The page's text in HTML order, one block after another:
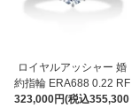
ロイヤルアッシャー 婚
約指輪 ERA688 0.22 RF
323,000円(税込355,300